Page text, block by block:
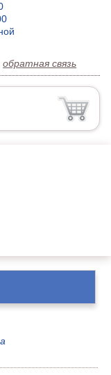
обратная связь